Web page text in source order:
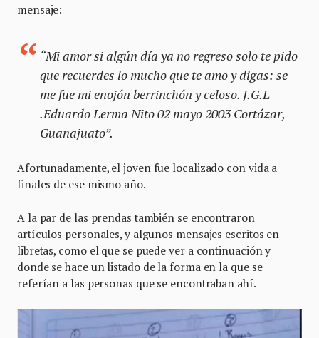
mensaje:
“Mi amor si algún día ya no regreso solo te pido
que recuerdes lo mucho que te amo y digas: se
me fue mi enojón berrinchón y celoso. J.G.L
.Eduardo Lerma Nito 02 mayo 2003 Cortázar,
Guanajuato”.
Afortunadamente, el joven fue localizado con vida a
finales de ese mismo año.
A la par de las prendas también se encontraron
artículos personales, y algunos mensajes escritos en
libretas, como el que se puede ver a continuación y
donde se hace un listado de la forma en la que se
referían a las personas que se encontraban ahí.